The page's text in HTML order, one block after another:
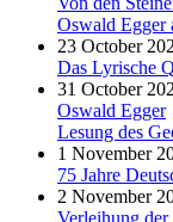
Oswald Egger
23 October
Das Lyrische
31 October
Oswald Egger
Lesung des
1 November
75 Jahre
2 November
Verleihung der